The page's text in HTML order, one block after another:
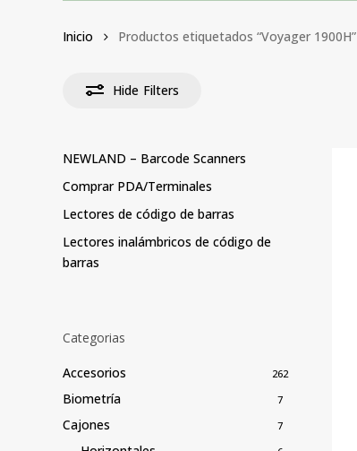
Inicio Productos etiquetados “Voyager 1900H”
Hide Filters
NEWLAND – Barcode Scanners
Comprar PDA/Terminales
Lectores de código de barras
Lectores inalámbricos de código de
barras
Categorias
Accesorios 262
Biometría 7
Cajones 7